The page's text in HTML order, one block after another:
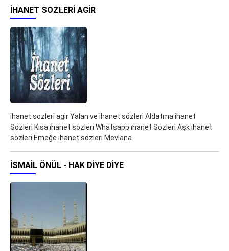
IHANET SOZLERI AGIR
ihanet sozleri agir Yalan ve ihanet sözleri Aldatma ihanet
Sözleri Kısa ihanet sözleri Whatsapp ihanet Sözleri Aşk ihanet
sözleri Emeğe ihanet sözleri Mevlana
İSMAIL ÖNÜL - HAK DIYE DIYE